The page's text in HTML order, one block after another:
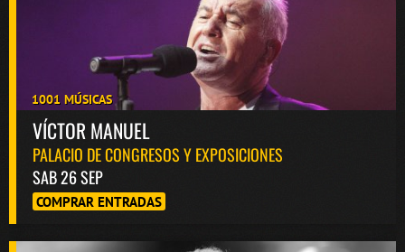
1001 MÚSICAS
VÍCTOR MANUEL
PALACIO DE CONGRESOS Y EXPOSICIONES
SAB 26 SEP
COMPRAR ENTRADAS